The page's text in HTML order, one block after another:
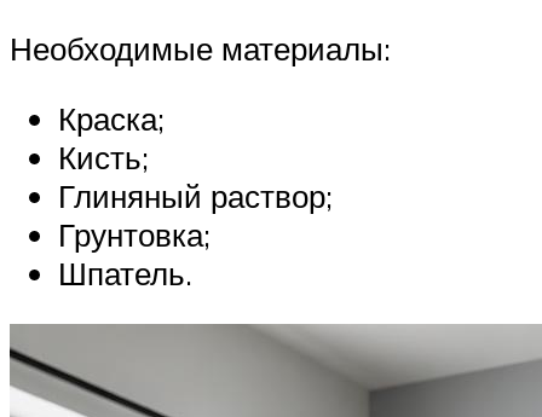
Необходимые материалы:
Краска;
Кисть;
Глиняный раствор;
Грунтовка;
Шпатель.